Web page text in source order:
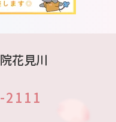
花見川
2111